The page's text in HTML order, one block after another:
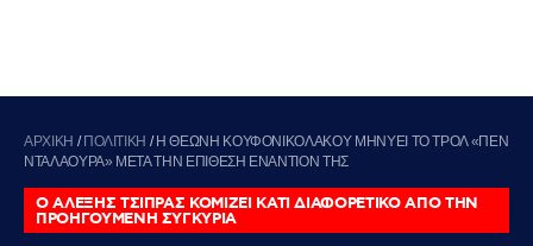
ΑΡΧΙΚΗ / ΠΟΛΙΤΙΚΗ / Η ΘΕΩΝΗ ΚΟΥΦΟΝΙΚΟΛΑΚΟΥ ΜΗΝΥΕΙ ΤΟ ΤΡΟΛ «ΠΕΝ
ΝΤΑΛΑΟΥΡΑ» ΜΕΤΑ ΤΗΝ ΕΠΙΘΕΣΗ ΕΝΑΝΤΙΟΝ ΤΗΣ
Ο ΑΛΕΞΗΣ ΤΣΙΠΡΑΣ ΚΟΜΙΖΕΙ ΚΑΤΙ ΔΙΑΦΟΡΕΤΙΚΟ ΑΠΟ ΤΗΝ
ΠΡΟΗΓΟΥΜΕΝΗ ΣΥΓΚΥΡΙΑ